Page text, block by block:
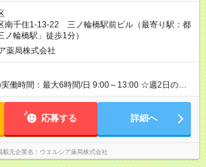
あり 試用期間の長さ：3ヶ月 雇用形態、給与は本
です。
南千住1-13-22 三ノ輪橋駅前ビル（最寄り駅：都
ノ輪橋駅」徒歩1分）
薬局株式会社
実働時間：最大6時間/日 9:00～13:00 ☆週2日の勤
務 17:00～20:00 ☆週2日の勤務 17:00～23:00 ☆週3日の勤務
応募する 詳細へ
載元企業名 ウエルシア薬局株式会社